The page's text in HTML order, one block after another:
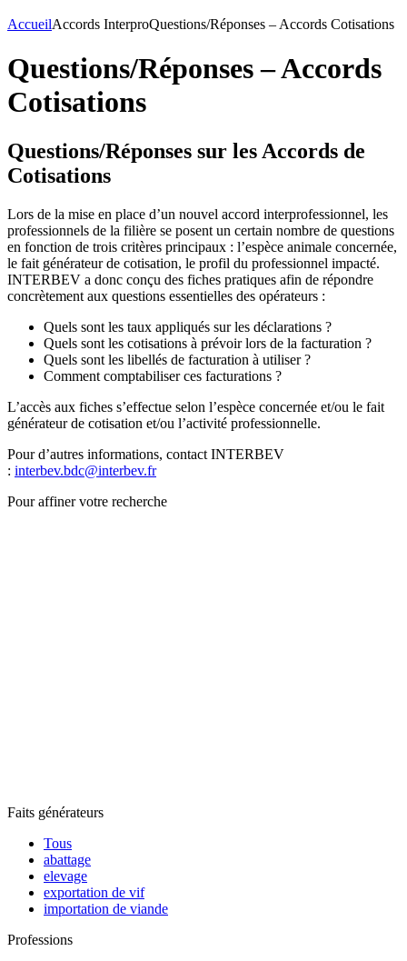
AccueilAccords InterproQuestions/Réponses – Accords Cotisations
Questions/Réponses – Accords
Cotisations
Questions/Réponses sur les Accords de
Cotisations
Lors de la mise en place d’un nouvel accord interprofessionnel, les
professionnels de la filière se posent un certain nombre de questions
en fonction de trois critères principaux : l’espèce animale concernée,
le fait générateur de cotisation, le profil du professionnel impacté.
INTERBEV a donc conçu des fiches pratiques afin de répondre
concrètement aux questions essentielles des opérateurs :
Quels sont les taux appliqués sur les déclarations ?
Quels sont les cotisations à prévoir lors de la facturation ?
Quels sont les libellés de facturation à utiliser ?
Comment comptabiliser ces facturations ?
L’accès aux fiches s’effectue selon l’espèce concernée et/ou le fait
générateur de cotisation et/ou l’activité professionnelle.
Pour d’autres informations, contact INTERBEV
: interbev.bdc@interbev.fr
Pour affiner votre recherche
Faits générateurs
Tous
abattage
elevage
exportation de vif
importation de viande
Professions